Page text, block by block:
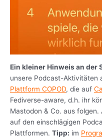
Ein kleiner Hinweis an der
unsere Podcast-Aktivitäten
Plattform COPOD, die auf
Fediverse-aware, d.h. ihr
Mastodon & Co. aus
auf den einschlägigen
Plattformen. Tipp: im